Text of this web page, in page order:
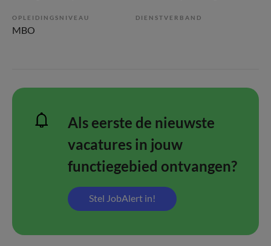
OPLEIDINGSNIVEAU
MBO
DIENSTVERBAND
Als eerste de nieuwste
vacatures in jouw
functiegebied ontvangen?
Stel JobAlert in!